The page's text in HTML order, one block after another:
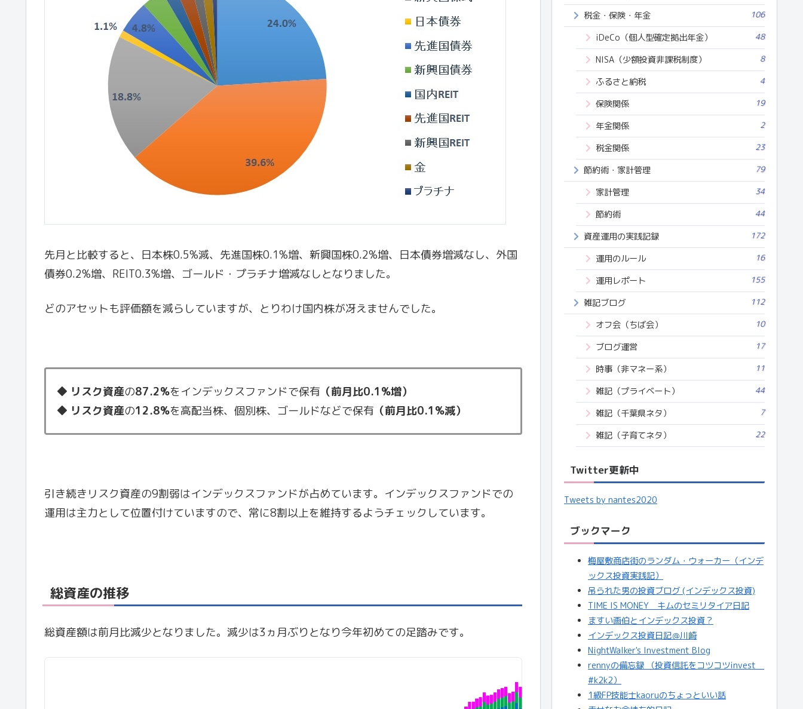
先月と比較すると、日本株0.5%減、先進国株0.1%増、新興国株0.2%増、日本債券増減なし、外国
債券0.2%増、REIT0.3%増、ゴールド・プラチナ増減なしとなりました。
どのアセットも評価額を減らしていますが、とりわけ国内株が冴えませんでした。
◆ リスク資産の87.2%をインデックスファンドで保有 （前月比0.1%増）
◆ リスク資産の12.8%を高配当株、個別株、ゴールドなどで保有 （前月比0.1%減）
引き続きリスク資産の9割弱はインデックスファンドが占めています。インデックスファンドでの
運用は主力として位置付けていますので、常に8割以上を維持するようチェックしています。
総資産の推移
総資産額は前月比減少となりました。減少は3ヵ月ぶりとなり今年初めての足踏みです。
税金・保険・年金 106
iDeCo（個人型確定拠出年金） 48
NISA（少額投資非課税制度） 8
ふるさと納税 4
保険関係 19
年金関係 2
税金関係 23
節約術・家計管理 79
家計管理 34
節約術 44
資産運用の実践記録 172
運用のルール 16
運用レポート 155
雑記ブログ 112
オフ会（ちば会） 10
ブログ運営 17
時事（非マネー系） 11
雑記（プライベート） 44
雑記（千葉県ネタ） 7
雑記（子育てネタ） 22
Twitter更新中
Tweets by nantes2020
ブックマーク
梅屋敷商店街のランダム・ウォーカー（インデ
ックス投資実践記）
吊られた男の投資ブログ (インデックス投資)
TIME IS MONEY キムのセミリタイア日記
ますい画伯とインデックス投資？
インデックス投資日記＠川崎
NightWalker's Investment Blog
rennyの備忘録 （投資信託をコツコツinvest
#k2k2）
1級FP技能士kaoruのちょっといい話